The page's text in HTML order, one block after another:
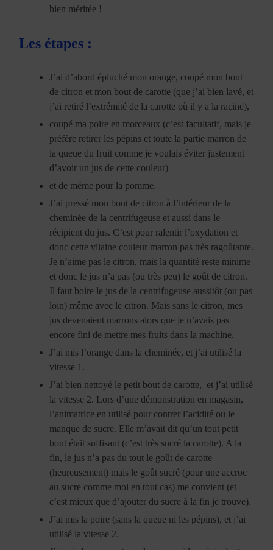
bien méritée !
Les étapes :
J’ai d’abord épluché mon orange, coupé mon bout
de citron et mon bout de carotte (que j’ai bien lavé, et
j’ai retiré l’extrémité de la carotte où il y a la racine),
coupé ma poire en morceaux (c’est facultatif, mais je
préfère retirer les pépins et toute la partie marron de
la queue du fruit comme je voulais éviter justement
d’avoir un jus de cette couleur)
et de même pour la pomme.
J’ai pressé mon bout de citron à l’intérieur de la
cheminée de la centrifugeuse et aussi dans le
récipient du jus. C’est pour ralentir l’oxydation et
donc cette vilaine couleur marron pas très ragoûtante.
Je n’aime pas le citron, mais la quantité reste minime
et donc le jus n’a pas (ou très peu) le goût de citron.
Il faut boire le jus de la centrifugeuse aussitôt (ou pas
loin) même avec le citron. Mais sans le citron, mes
jus devenaient marrons alors que je n’avais pas
encore fini de mettre mes fruits dans la machine.
J’ai mis l’orange dans la cheminée, et j’ai utilisé la
vitesse 1.
J’ai bien nettoyé le petit bout de carotte, et j’ai utilisé
la vitesse 2. Lors d’une démonstration en magasin,
l’animatrice en utilisé pour contrer l’acidité ou le
manque de sucre. Elle m’avait dit qu’un tout petit
bout était suffisant (c’est très sucré la carotte). A la
fin, le jus n’a pas du tout le goût de carotte
(heureusement) mais le goût sucré (pour une accroc
au sucre comme moi en tout cas) me convient (et
c’est mieux que d’ajouter du sucre à la fin je trouve).
J’ai mis la poire (sans la queue ni les pépins), et j’ai
utilisé la vitesse 2.